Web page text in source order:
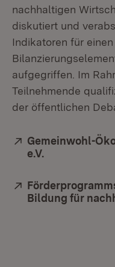
nachhaltigen
diskutiert und
Indikatoren für
aufgegriffen. Im
Teilnehmende
der öffentlichen
Extern:
Gemeinwohl-
e.V.
Extern:
Bildung für